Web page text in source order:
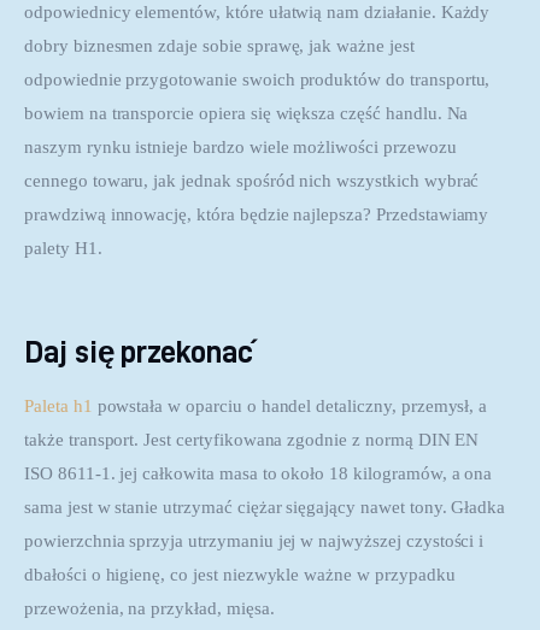
odpowiednicy elementów, które ułatwią nam działanie. Każdy
dobry biznesmen zdaje sobie sprawę, jak ważne jest
odpowiednie przygotowanie swoich produktów do transportu,
bowiem na transporcie opiera się większa część handlu. Na
naszym rynku istnieje bardzo wiele możliwości przewozu
cennego towaru, jak jednak spośród nich wszystkich wybrać
prawdziwą innowację, która będzie najlepsza? Przedstawiamy
palety H1.
Daj się przekonać
Paleta h1 powstała w oparciu o handel detaliczny, przemysł, a
także transport. Jest certyfikowana zgodnie z normą DIN EN
ISO 8611-1. jej całkowita masa to około 18 kilogramów, a ona
sama jest w stanie utrzymać ciężar sięgający nawet tony. Gładka
powierzchnia sprzyja utrzymaniu jej w najwyższej czystości i
dbałości o higienę, co jest niezwykle ważne w przypadku
przewożenia, na przykład, mięsa.